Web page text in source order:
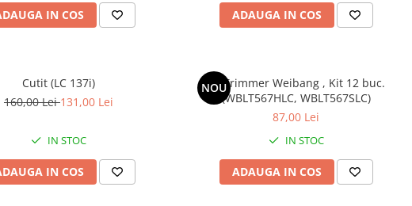
IN COS ADAUGA IN COS
Cutit (LC 137i)
160,00 Lei131,00 Lei
IN STOC
IN COS
NOU
Fir Trimmer Weibang , Kit 12 buc.
(WBLT567HLC, WBLT567SLC)
87,00 Lei
IN STOC
ADAUGA IN COS